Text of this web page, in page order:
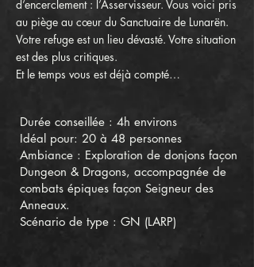
d’encerclement : l’Asservisseur. Vous voici pris
au piège au cœur du Sanctuaire de Lunarën.
Votre refuge est un lieu dévasté. Votre situation
est des plus critiques.
Et le temps vous est déjà compté…
Durée conseillée : 4h environs
Idéal pour: 20 à 48 personnes
Ambiance : Exploration de donjons façon
Dungeon & Dragons, accompagnée de
combats épiques façon Seigneur des
Anneaux.
Scénario de type : GN (LARP)